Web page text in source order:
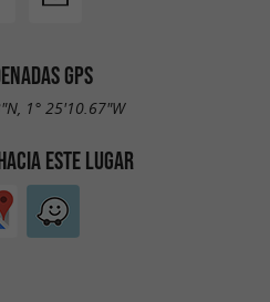
GPS
1° 25'10.67"W
ESTE LUGAR